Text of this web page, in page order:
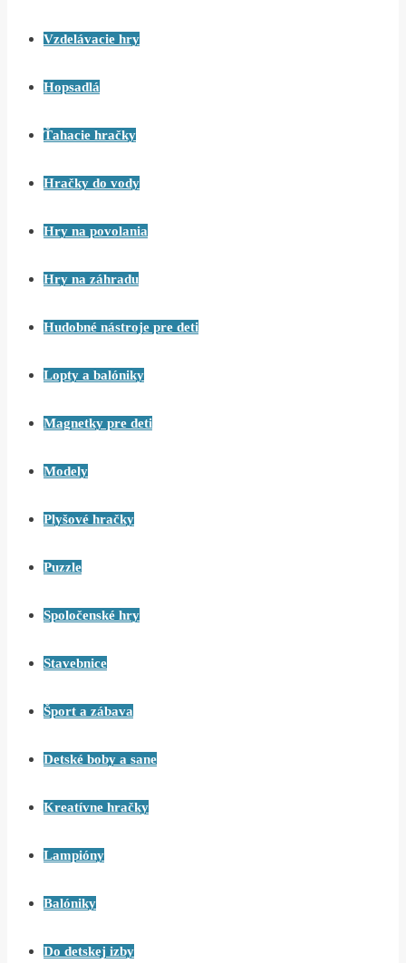
Vzdelávacie hry
Hopsadlá
Ťahacie hračky
Hračky do vody
Hry na povolania
Hry na záhradu
Hudobné nástroje pre deti
Lopty a balóniky
Magnetky pre deti
Modely
Plyšové hračky
Puzzle
Spoločenské hry
Stavebnice
Šport a zábava
Detské boby a sane
Kreatívne hračky
Lampióny
Balóniky
Do detskej izby